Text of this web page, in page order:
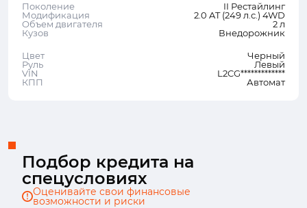
Поколение
II Рестайлинг
Модификация
2.0 AT (249 л.с.) 4WD
Объем двигателя
2 л
Кузов
Внедорожник
Цвет
Черный
Руль
Левый
VIN
L2CG*************
КПП
Автомат
Подбор кредита на
спецусловиях
Оценивайте свои финансовые
возможности и риски